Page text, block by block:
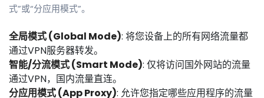
式”或“分应用模式”。
全局模式 (Global Mode): 将您设备上的所有网络流量都
通过VPN服务器转发。
智能/分流模式 (Smart Mode): 仅将访问国外网站的流量
通过VPN，国内流量直连。
分应用模式 (App Proxy): 允许您指定哪些应用程序的流量